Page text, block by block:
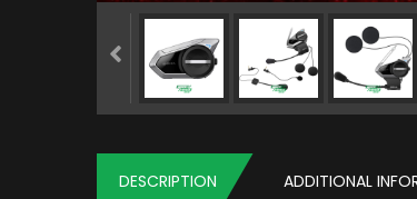
DESCRIPTION ADDITIONAL